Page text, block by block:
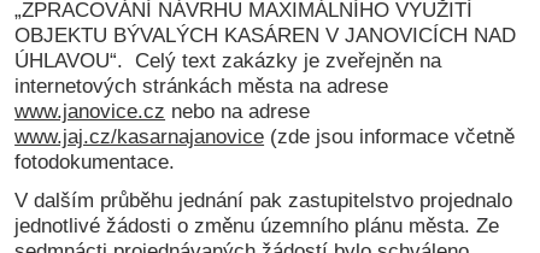
„ZPRACOVÁNÍ NÁVRHU MAXIMÁLNÍHO VYUŽITÍ
OBJEKTU BÝVALÝCH KASÁREN V JANOVICÍCH NAD
ÚHLAVOU“. Celý text zakázky je zveřejněn na
internetových stránkách města na adrese
www.janovice.cz nebo na adrese
www.jaj.cz/kasarnajanovice (zde jsou informace včetně
fotodokumentace.
V dalším průběhu jednání pak zastupitelstvo projednalo
jednotlivé žádosti o změnu územního plánu města. Ze